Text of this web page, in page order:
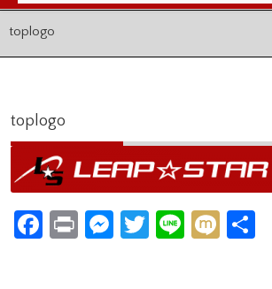
toplogo
toplogo
F Pr M T Li M